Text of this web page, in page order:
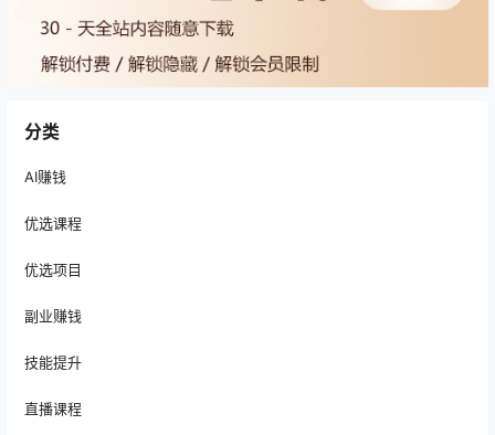
分类
AI赚钱
优选课程
优选项目
副业赚钱
技能提升
直播课程